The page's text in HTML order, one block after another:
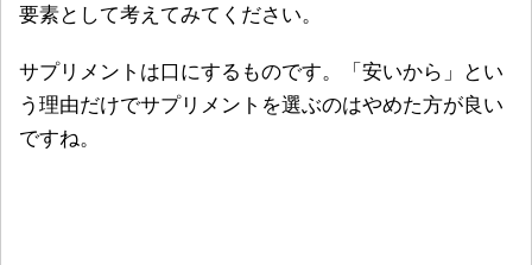
要素として考えてみてください。
サプリメントは口にするものです。「安いから」とい
う理由だけでサプリメントを選ぶのはやめた方が良い
ですね。